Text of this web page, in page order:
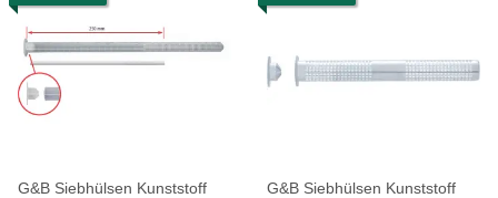
G&B Siebhülsen Kunststoff
G&B Siebhülsen Kunststoff